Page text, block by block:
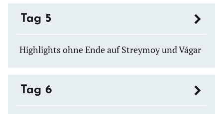
Tag 5
Highlights ohne Ende auf Streymoy und Vágar
Tag 6